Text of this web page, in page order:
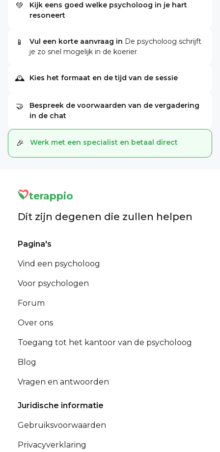
💚
Kijk eens goed welke psycholoog in je hart
resoneert
📱 Vul een korte aanvraag in De psycholoog schrijft
je zo snel mogelijk in de koerier
🕰 Kies het formaat en de tijd van de sessie
🤝
Bespreek de voorwaarden van de vergadering
in de chat
🎉 Werk met een specialist en betaal direct
terappio
Dit zijn degenen die zullen helpen
Pagina's
Vind een psycholoog
Voor psychologen
Forum
Over ons
Toegang tot het kantoor van de psycholoog
Blog
Vragen en antwoorden
Juridische informatie
Gebruiksvoorwaarden
Privacyverklaring